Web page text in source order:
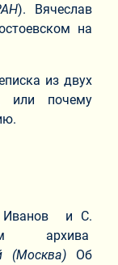
). Вячеслав
на
из двух
или почему
Иванов и С.
архива
(Москва) Об